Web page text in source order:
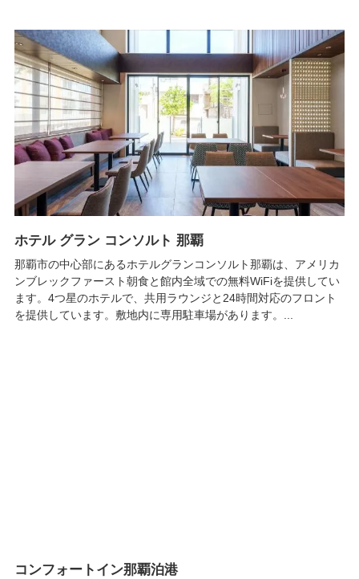
ホテル グラン コンソルト 那覇
那覇市の中心部にあるホテルグランコンソルト那覇は、アメリカ
ンブレックファースト朝食と館内全域での無料WiFiを提供してい
ます。4つ星のホテルで、共用ラウンジと24時間対応のフロント
を提供しています。敷地内に専用駐車場があります。...
コンフォートイン那覇泊港